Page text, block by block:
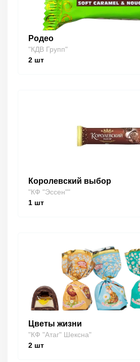
Родео
"КДВ Групп"
2 шт
Королевский выбор
"КФ "Эссен""
1 шт
Цветы жизни
"КФ "Атаг" Шексна"
2 шт